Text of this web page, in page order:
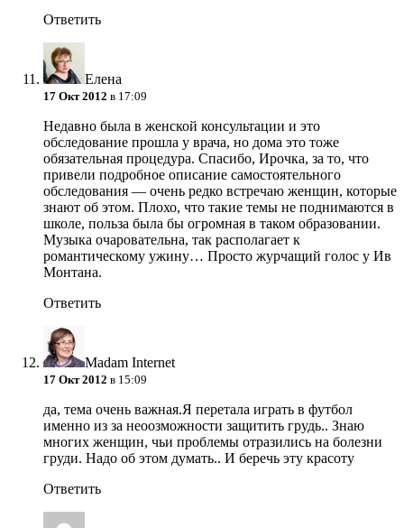
Ответить
Елена
17 Окт 2012 в 17:09
Недавно была в женской консультации и это
обследование прошла у врача, но дома это тоже
обязательная процедура. Спасибо, Ирочка, за то, что
привели подробное описание самостоятельного
обследования — очень редко встречаю женщин, которые
знают об этом. Плохо, что такие темы не поднимаются в
школе, польза была бы огромная в таком образовании.
Музыка очаровательна, так располагает к
романтическому ужину… Просто журчащий голос у Ив
Монтана.
Ответить
Madam Internet
17 Окт 2012 в 15:09
да, тема очень важная.Я перетала играть в футбол
именно из за неоозможности защитить грудь.. Знаю
многих женщин, чьи проблемы отразились на болезни
груди. Надо об этом думать.. И беречь эту красоту
Ответить